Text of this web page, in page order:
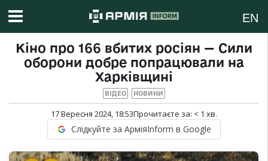
EN
Кіно про 166 вбитих росіян — Сили
оборони добре попрацювали на
Харківщині
ВІДЕО НОВИНИ
17 Вересня 2024, 18:53Прочитаєте за: < 1 хв.
Слідкуйте за АрміяInform в Google